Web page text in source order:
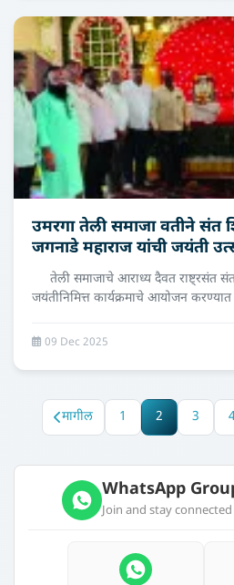
उमरगा तेली समाजा वतीने संत
जगनाडे महाराज यांची जयंती
तेली समाजाचे आराध्य दैवत राष्ट्रसंत
जयंतीनिमित्त कार्यक्रमाचे आयोजन
09 Dec 2025
मागील 1 2 3
WhatsApp
Join and stay